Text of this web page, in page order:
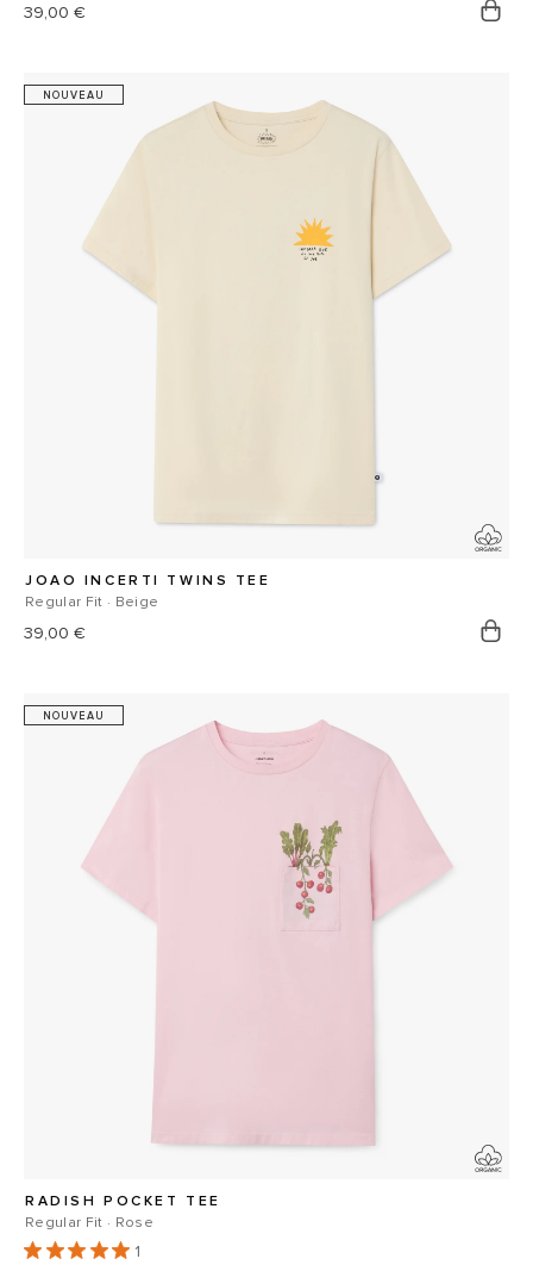
Prix
39,00 €
NOUVEAU
JOAO INCERTI TWINS TEE
Regular Fit · Beige
Prix
39,00 €
NOUVEAU
RADISH POCKET TEE
Regular Fit · Rose
1